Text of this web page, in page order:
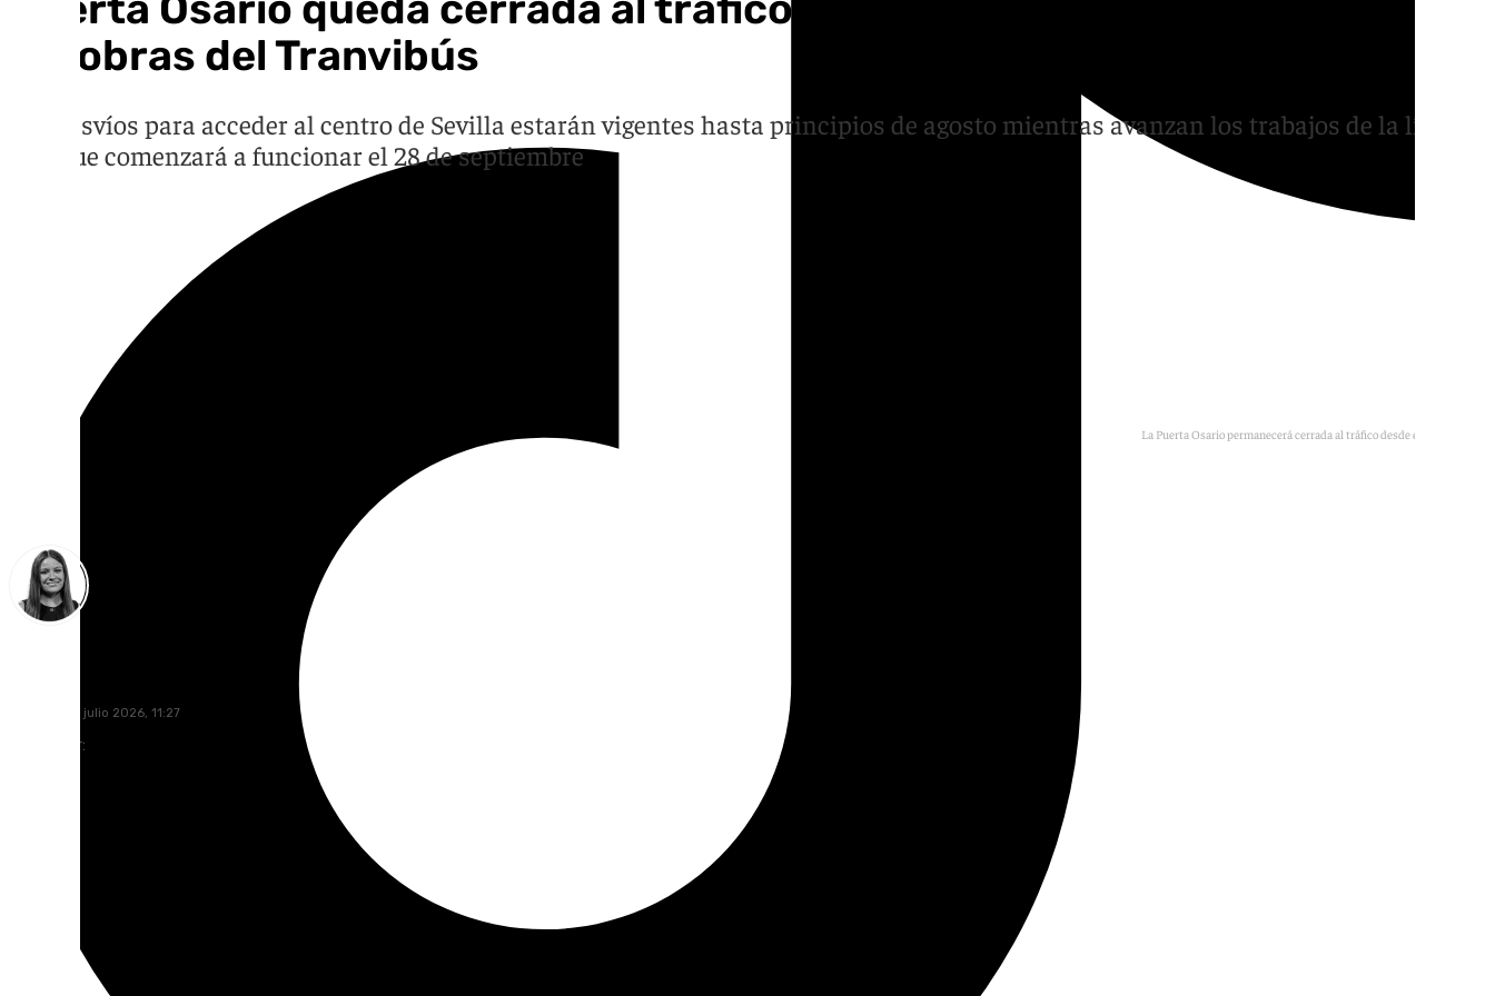
las obras del Tranvibús
Los desvíos para acceder al centro de Sevilla estarán vigentes hasta principios de agosto mientras avanzan los trabajos de la línea
TB1, que comenzará a funcionar el 28 de septiembre
La Puerta Osario permanecerá cerrada al tráfico desde este miércoles
miércoles, 1 julio 2026, 11:27
Compartir: